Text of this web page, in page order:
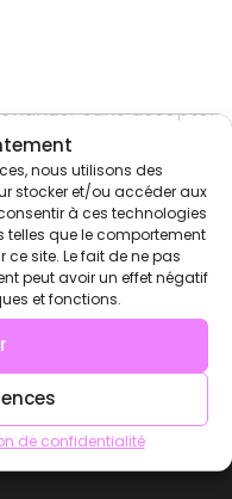
nous utilisons des
stocker et/ou accéder aux
à ces technologies
telles que le comportement
site. Le fait de ne pas
peut avoir un effet négatif
et fonctions.
sans accepter
de confidentialité